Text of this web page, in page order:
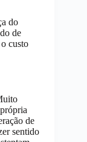
do
de
custo
de
sentido